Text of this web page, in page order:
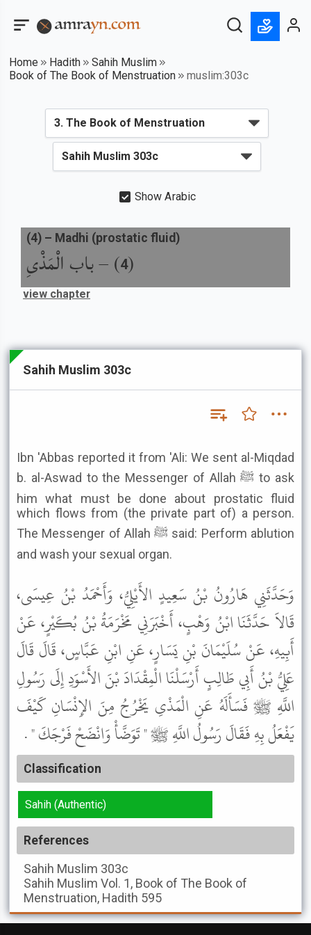
Home Hadith
Sahih Muslim
Book of The Book of Menstruation
muslim:303c
Show Arabic
(
4
) –باب الْمَذْىِ
(4) – Madhi (prostatic fluid)
view chapter
Sahih Muslim 303c
Ibn 'Abbas reported it from 'Ali: We sent al-Miqdad
b. al-Aswad to the Messenger of Allah ﷺ to ask
him what must be done about prostatic fluid
which flows from (the private part of) a person.
The Messenger of Allah ﷺ said: Perform ablution
and wash your sexual organ.
وَحَدَّثَنِي هَارُونُ بْنُ سَعِيدٍ الأَيْلِيُّ، وَأَحْمَدُ بْنُ عِيسَى،
قَالاَ حَدَّثَنَا ابْنُ وَهْبٍ، أَخْبَرَنِي مَخْرَمَةُ بْنُ بُكَيْرٍ، عَنْ
أَبِيهِ، عَنْ سُلَيْمَانَ بْنِ يَسَارٍ، عَنِ ابْنِ عَبَّاسٍ، قَالَ قَالَ
عَلِيُّ بْنُ أَبِي طَالِبٍ أَرْسَلْنَا الْمِقْدَادَ بْنَ الأَسْوَدِ إِلَى رَسُولِ
اللَّهِ ﷺ فَسَأَلَهُ عَنِ الْمَذْىِ يَخْرُجُ مِنَ الإِنْسَانِ كَيْفَ
يَفْعَلُ بِهِ فَقَالَ رَسُولُ اللَّهِ ﷺ " تَوَضَّأْ وَانْضَحْ فَرْجَكَ " .
Classification
Sahih (Authentic)
References
Sahih Muslim 303c
Sahih Muslim Vol. 1, Book of The Book of
Menstruation, Hadith 595